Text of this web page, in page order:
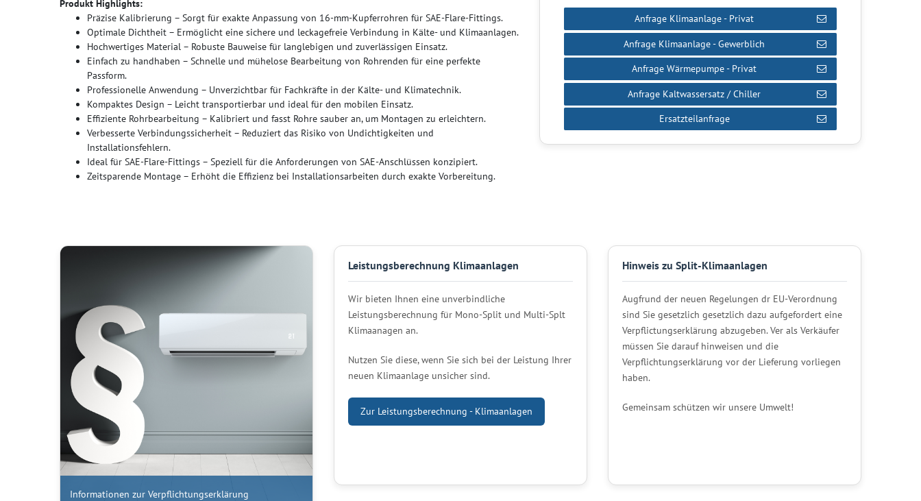
Produkt Highlights:
Präzise Kalibrierung – Sorgt für exakte Anpassung von 16-mm-Kupferrohren für SAE-Flare-Fittings.
Optimale Dichtheit – Ermöglicht eine sichere und leckagefreie Verbindung in Kälte- und Klimaanlagen.
Hochwertiges Material – Robuste Bauweise für langlebigen und zuverlässigen Einsatz.
Einfach zu handhaben – Schnelle und mühelose Bearbeitung von Rohrenden für eine perfekte
Passform.
Professionelle Anwendung – Unverzichtbar für Fachkräfte in der Kälte- und Klimatechnik.
Kompaktes Design – Leicht transportierbar und ideal für den mobilen Einsatz.
Effiziente Rohrbearbeitung – Kalibriert und fasst Rohre sauber an, um Montagen zu erleichtern.
Verbesserte Verbindungssicherheit – Reduziert das Risiko von Undichtigkeiten und
Installationsfehlern.
Ideal für SAE-Flare-Fittings – Speziell für die Anforderungen von SAE-Anschlüssen konzipiert.
Zeitsparende Montage – Erhöht die Effizienz bei Installationsarbeiten durch exakte Vorbereitung.
Anfrage Klimaanlage - Privat
Anfrage Klimaanlage - Gewerblich
Anfrage Wärmepumpe - Privat
Anfrage Kaltwassersatz / Chiller
Ersatzteilanfrage
Informationen zur Verpflichtungserklärung
Leistungsberechnung Klimaanlagen
Wir bieten Ihnen eine unverbindliche
Leistungsberechnung für Mono-Split und Multi-Splt
Klimaanagen an.
Nutzen Sie diese, wenn Sie sich bei der Leistung Ihrer
neuen Klimaanlage unsicher sind.
Zur Leistungsberechnung - Klimaanlagen
Hinweis zu Split-Klimaanlagen
Augfrund der neuen Regelungen dr EU-Verordnung
sind Sie gesetzlich gesetzlich dazu aufgefordert eine
Verpflictungserklärung abzugeben. Ver als Verkäufer
müssen Sie darauf hinweisen und die
Verpflichtungserklärung vor der Lieferung vorliegen
haben.
Gemeinsam schützen wir unsere Umwelt!